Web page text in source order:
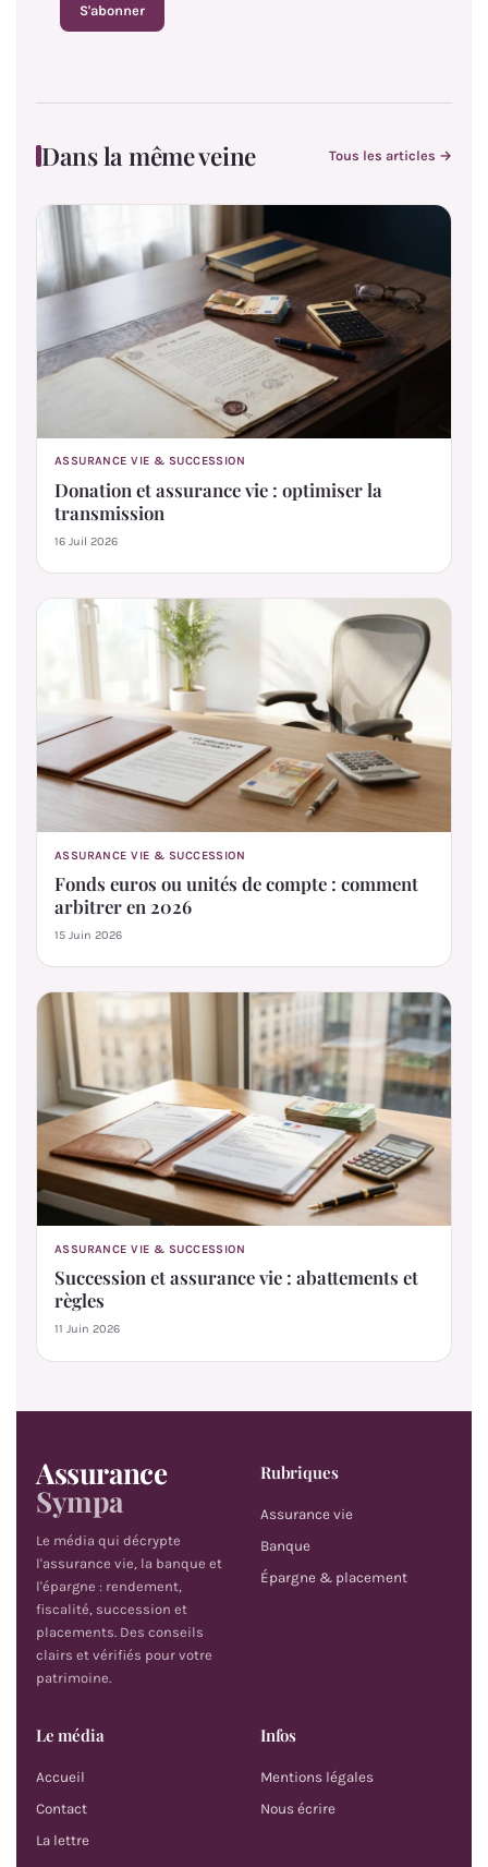
S'abonner
Dans la même veine Tous les articles →
ASSURANCE VIE & SUCCESSION
Donation et assurance vie : optimiser la
transmission
16 Juil 2026
ASSURANCE VIE & SUCCESSION
Fonds euros ou unités de compte : comment
arbitrer en 2026
15 Juin 2026
ASSURANCE VIE & SUCCESSION
Succession et assurance vie : abattements et
règles
11 Juin 2026
Assurance
Sympa
Le média qui décrypte
l'assurance vie, la banque et
l'épargne : rendement,
fiscalité, succession et
placements. Des conseils
clairs et vérifiés pour votre
patrimoine.
Rubriques
Assurance vie
Banque
Épargne & placement
Le média
Accueil
Contact
La lettre
Infos
Mentions légales
Nous écrire